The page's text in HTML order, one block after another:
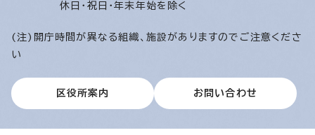
休日・祝日・年末年始を除く
(注)開庁時間が異なる組織、施設がありますのでご注意くださ
い
区役所案内 お問い合わせ